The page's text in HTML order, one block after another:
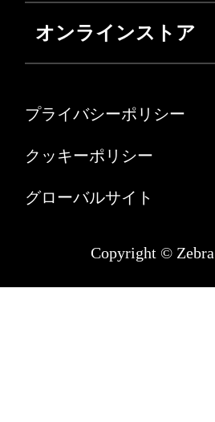
オンラインストア
プライバシーポリシー
クッキーポリシー
グローバルサイト
Copyright ©